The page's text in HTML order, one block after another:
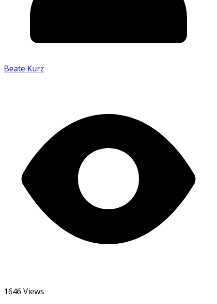
Beate Kurz
1646 Views